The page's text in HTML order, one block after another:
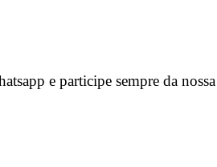
e participe sempre da nossa